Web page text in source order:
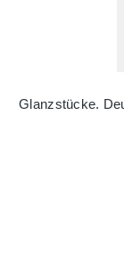
Glanzstücke.